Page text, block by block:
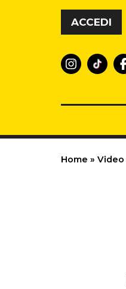
Vai al contenuto
ACCEDI
Home » Video